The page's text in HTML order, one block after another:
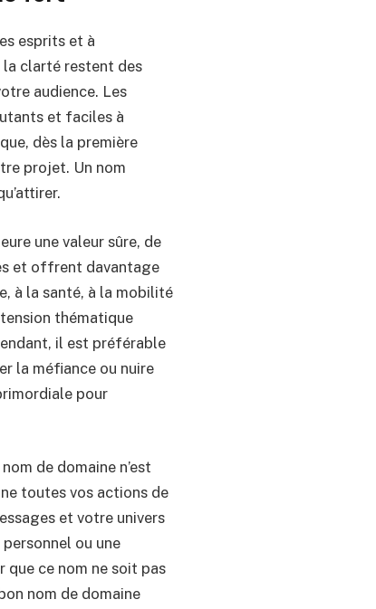
esprits et à
la clarté restent des
audience. Les
et faciles à
dès la première
projet. Un nom
une valeur sûre, de
et offrent davantage
à la santé, à la mobilité
thématique
il est préférable
la méfiance ou nuire
pour
de domaine n’est
toutes vos actions de
et votre univers
ou une
ce nom ne soit pas
nom de domaine